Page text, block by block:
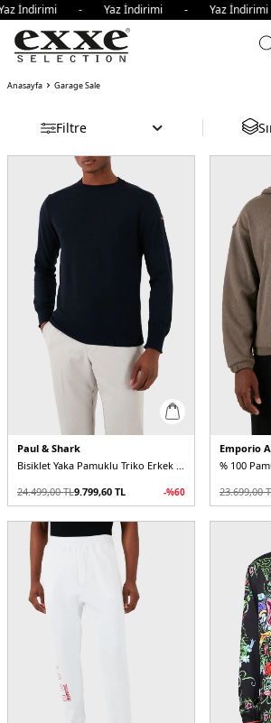
- Yaz İndirimi - Yaz
Anasayfa Garage Sale
Filtre
Paul & Shark
Bisiklet Yaka Pamuklu Triko Erkek Kazak
24.499,00TL9.799,60 TL -%60
Emporio
23.699,00